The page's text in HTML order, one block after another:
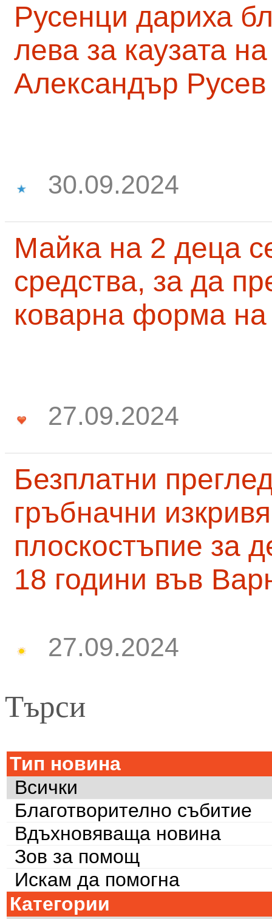
Русенци дариха
лева за каузата
Александър Русев
30.09.2024
Майка на 2 деца
средства, за да
коварна форма на
27.09.2024
Безплатни
гръбначни
плоскостъпие за
18 години във
27.09.2024
Търси
Тип новина
Всички
Благотворително събитие
Вдъхновяваща новина
Зов за помощ
Искам да помогна
Категории